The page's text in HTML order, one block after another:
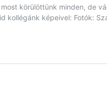
körülöttünk minden, de
kollégánk képeivel: Fotók: